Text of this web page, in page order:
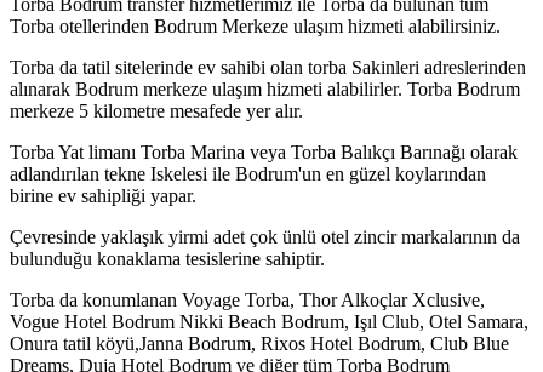
Torba otellerinden Bodrum Merkeze ulaşım hizmeti alabilirsiniz.
Torba da tatil sitelerinde ev sahibi olan torba Sakinleri adreslerinden
alınarak Bodrum merkeze ulaşım hizmeti alabilirler. Torba Bodrum
merkeze 5 kilometre mesafede yer alır.
Torba Yat limanı Torba Marina veya Torba Balıkçı Barınağı olarak
adlandırılan tekne Iskelesi ile Bodrum'un en güzel koylarından
birine ev sahipliği yapar.
Çevresinde yaklaşık yirmi adet çok ünlü otel zincir markalarının da
bulunduğu konaklama tesislerine sahiptir.
Torba da konumlanan Voyage Torba, Thor Alkoçlar Xclusive,
Vogue Hotel Bodrum Nikki Beach Bodrum, Işıl Club, Otel Samara,
Onura tatil köyü,Janna Bodrum, Rixos Hotel Bodrum, Club Blue
Dreams, Duja Hotel Bodrum ve diğer tüm Torba Bodrum